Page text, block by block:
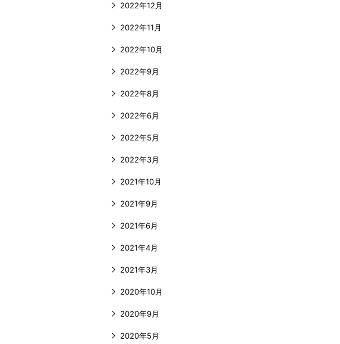
2022年12月
2022年11月
2022年10月
2022年9月
2022年8月
2022年6月
2022年5月
2022年3月
2021年10月
2021年9月
2021年6月
2021年4月
2021年3月
2020年10月
2020年9月
2020年5月